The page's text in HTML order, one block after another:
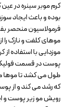
کرم موبر سینره در عین
بوده و باعث ایجاد
فرمولاسیون منحصر
موهای کلفت و نازک
موزدایی با استفاده
پوست در قسمت
طول می کشد تا موها
که رشد می کند و از
رویش مو زیر پوست و